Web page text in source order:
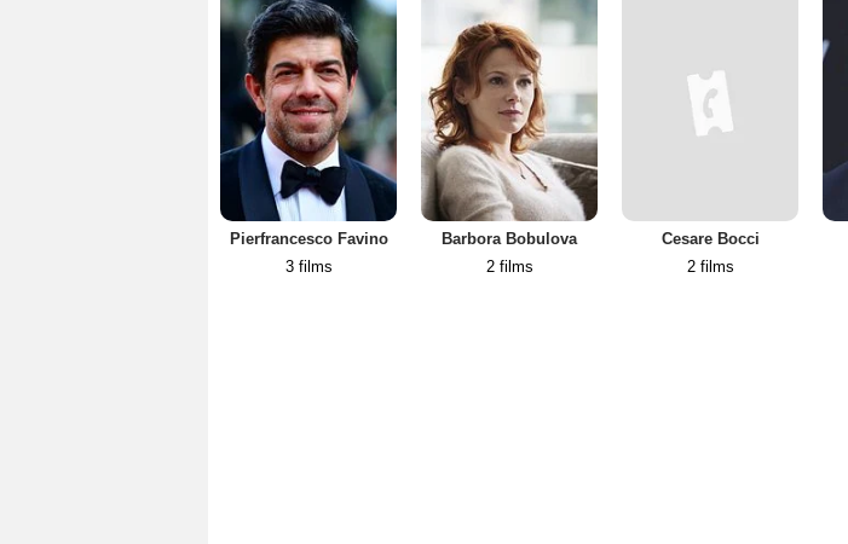
Pierfrancesco Favino
3 films
Barbora Bobulova
2 films
Cesare Bocci
2 films